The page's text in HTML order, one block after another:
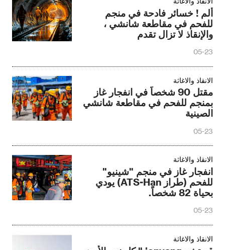
ألم ! خسائر فادحة في منجم
للفحم في مقاطعة شانشي ،
والإنقاذ لا تزال تقدم
05-23
الانقاذ والاغاثة
مقتل 90 شخصاً في انفجار غاز
بمنجم للفحم في مقاطعة شانشي
الصينية
05-23
الانقاذ والاغاثة
انفجار غاز في منجم "شينيو"
للفحم (طراز ATS-Han) يودي
بحياة 82 شخصاً.
05-23
الانقاذ والاغاثة